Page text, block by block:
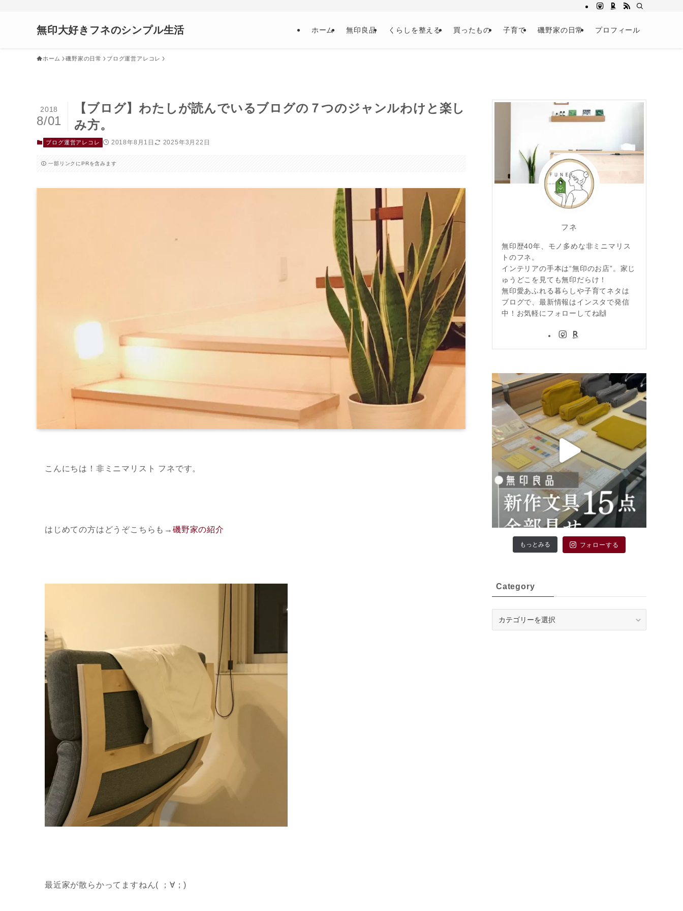
無印大好きフネのシンプル生活 ホーム 無印良品 くらしを整える 買ったもの 子育て 磯野家の日常 プロフィール
ホーム 磯野家の日常 ブログ運営アレコレ
【ブログ】わたしが読んでいるブログの７つのジャンルわけと楽し
み方。
2018
8/01
ブログ運営アレコレ 2018年8月1日 2025年3月22日
一部リンクにPRを含みます
こんにちは！非ミニマリスト フネです。
はじめての方はどうぞこちらも →磯野家の紹介
最近家が散らかってますねん( ；∀；)
フネ
無印歴40年、モノ多めな非ミニマリス
トのフネ。
インテリアの手本は“無印のお店”。家じ
ゅうどこを見ても無印だらけ！
無印愛あふれる暮らしや子育てネタは
ブログで、最新情報はインスタで発信
中！お気軽にフォローしてね🙌
もっとみる フォローする
Category